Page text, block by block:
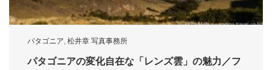
パタゴニア, 松井章 写真事務所
パタゴニアの変化自在な「レンズ雲」の魅力／フ